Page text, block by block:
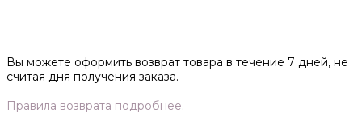
Вы можете оформить возврат товара в течение 7 дней, не
считая дня получения заказа.
Правила возврата подробнее.